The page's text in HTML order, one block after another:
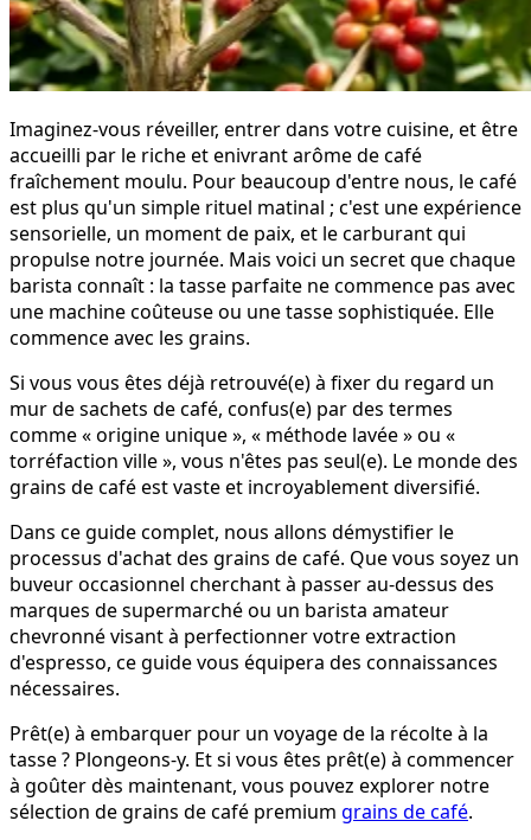
Imaginez-vous réveiller, entrer dans votre cuisine, et être
accueilli par le riche et enivrant arôme de café
fraîchement moulu. Pour beaucoup d'entre nous, le café
est plus qu'un simple rituel matinal ; c'est une expérience
sensorielle, un moment de paix, et le carburant qui
propulse notre journée. Mais voici un secret que chaque
barista connaît : la tasse parfaite ne commence pas avec
une machine coûteuse ou une tasse sophistiquée. Elle
commence avec les grains.
Si vous vous êtes déjà retrouvé(e) à fixer du regard un
mur de sachets de café, confus(e) par des termes
comme « origine unique », « méthode lavée » ou «
torréfaction ville », vous n'êtes pas seul(e). Le monde des
grains de café est vaste et incroyablement diversifié.
Dans ce guide complet, nous allons démystifier le
processus d'achat des grains de café. Que vous soyez un
buveur occasionnel cherchant à passer au-dessus des
marques de supermarché ou un barista amateur
chevronné visant à perfectionner votre extraction
d'espresso, ce guide vous équipera des connaissances
nécessaires.
Prêt(e) à embarquer pour un voyage de la récolte à la
tasse ? Plongeons-y. Et si vous êtes prêt(e) à commencer
à goûter dès maintenant, vous pouvez explorer notre
sélection de grains de café premium grains de café.